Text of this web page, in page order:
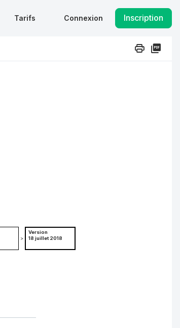
Tarifs Connexion Inscription
>
Version
18 juillet 2018